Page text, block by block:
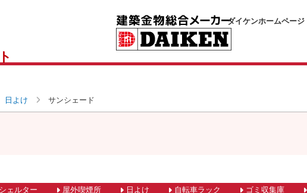
ダイケンホームページ
日よけ サンシェード
ェルター 屋外喫煙所 日よけ 自転車ラック ゴミ収集庫